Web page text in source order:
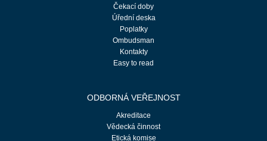
Čekací doby
Úřední deska
Poplatky
Ombudsman
Kontakty
Easy to read
ODBORNÁ VEŘEJNOST
Akreditace
Vědecká činnost
Etická komise